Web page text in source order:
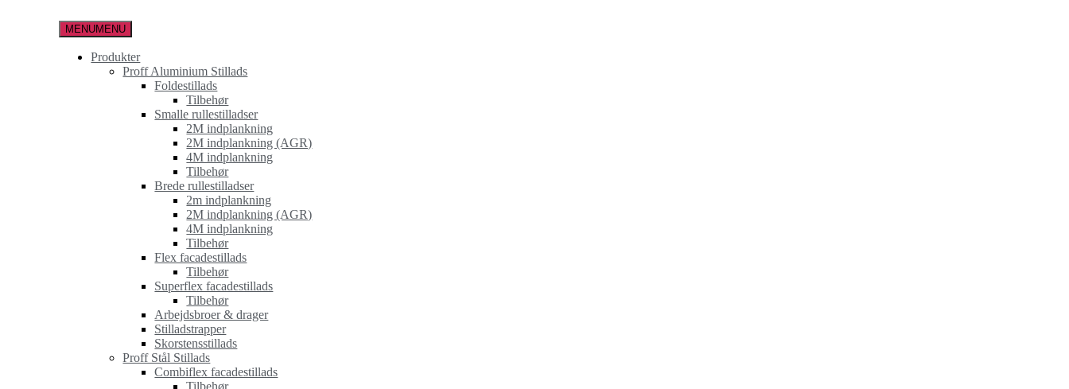
MENUMENU
Produkter
Proff Aluminium Stillads
Foldestillads
Tilbehør
Smalle rullestilladser
2M indplankning
2M indplankning (AGR)
4M indplankning
Tilbehør
Brede rullestilladser
2m indplankning
2M indplankning (AGR)
4M indplankning
Tilbehør
Flex facadestillads
Tilbehør
Superflex facadestillads
Tilbehør
Arbejdsbroer & drager
Stilladstrapper
Skorstensstillads
Proff Stål Stillads
Combiflex facadestillads
Tilbehør